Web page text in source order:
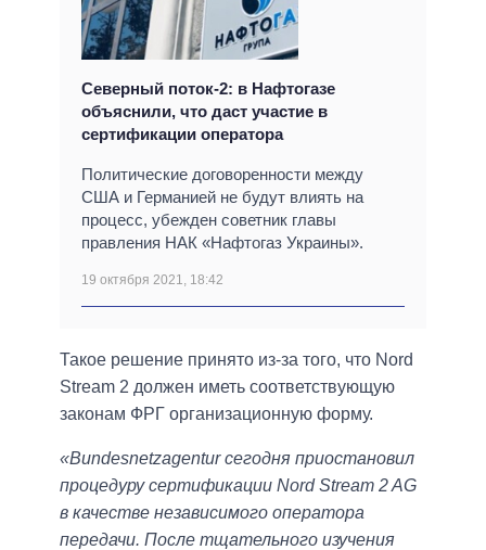
Северный поток-2: в Нафтогазе
объяснили, что даст участие в
сертификации оператора
Политические договоренности между
США и Германией не будут влиять на
процесс, убежден советник главы
правления НАК «Нафтогаз Украины».
19 октября 2021, 18:42
Такое решение принято из-за того, что Nord
Stream 2 должен иметь соответствующую
законам ФРГ организационную форму.
«Bundesnetzagentur сегодня приостановил
процедуру сертификации Nord Stream 2 AG
в качестве независимого оператора
передачи. После тщательного изучения